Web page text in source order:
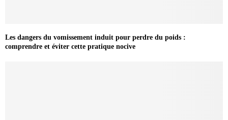
Les dangers du vomissement induit pour perdre du poids :
comprendre et éviter cette pratique nocive